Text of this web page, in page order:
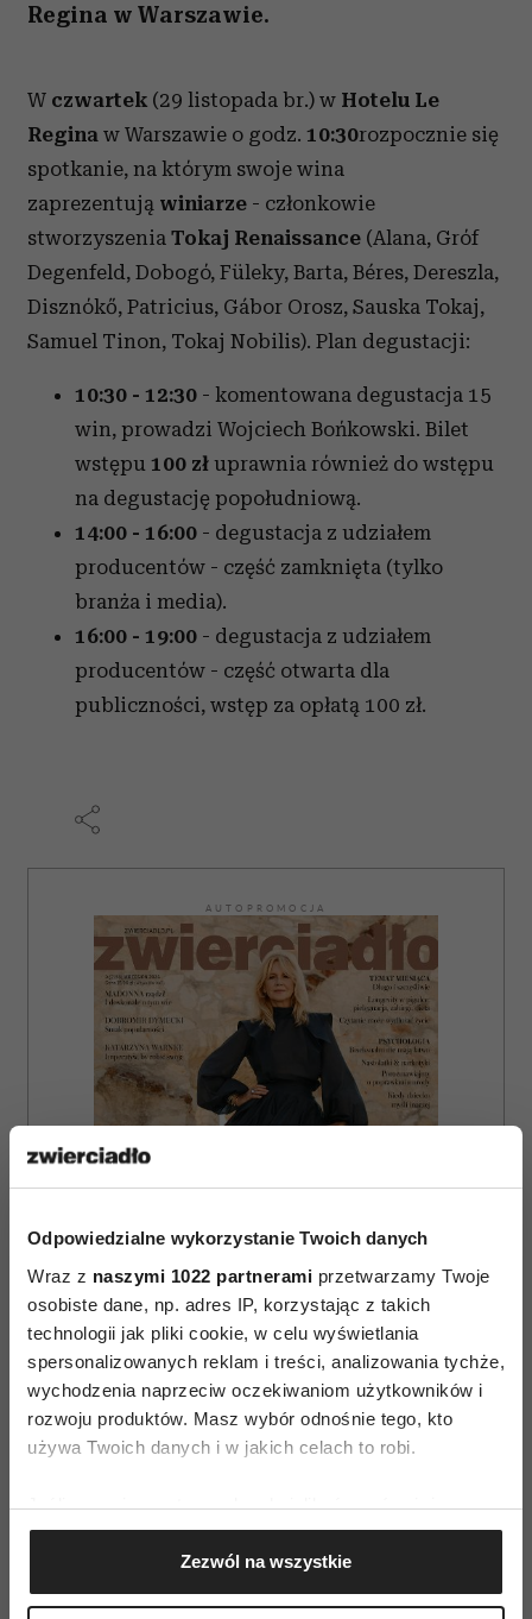
Odpowiedzialne wykorzystanie Twoich danych
Wraz z naszymi 1022 partnerami przetwarzamy Twoje
osobiste dane, np. adres IP, korzystając z takich
technologii jak pliki cookie, w celu wyświetlania
spersonalizowanych reklam i treści, analizowania tychże,
wychodzenia naprzeciw oczekiwaniom użytkowników i
rozwoju produktów. Masz wybór odnośnie tego, kto
używa Twoich danych i w jakich celach to robi.
Jeśli wyrazisz na to zgodę, chcielibyśmy również:
Gromadzić dane dotyczące Twojej lokalizacji
geograficznej z dokładnością nawet do kilku metrów
Identyfikować Twoje urządzenie, aktywnie
Zezwól na wszystkie
Regina w Warszawie.
W czwartek (29 listopada br.) w Hotelu Le
Regina w Warszawie o godz. 10:30rozpocznie się
spotkanie, na którym swoje wina
zaprezentują winiarze - członkowie
stworzyszenia Tokaj Renaissance (Alana, Gróf
Degenfeld, Dobogó, Füleky, Barta, Béres, Dereszla,
Disznókő, Patricius, Gábor Orosz, Sauska Tokaj,
Samuel Tinon, Tokaj Nobilis). Plan degustacji:
10:30 - 12:30 - komentowana degustacja 15
win, prowadzi Wojciech Bońkowski. Bilet
wstępu 100 zł uprawnia również do wstępu
na degustację popołudniową.
14:00 - 16:00 - degustacja z udziałem
producentów - część zamknięta (tylko
branża i media).
16:00 - 19:00 - degustacja z udziałem
producentów - część otwarta dla
publiczności, wstęp za opłatą 100 zł.
AUTOPROMOCJA
ZAMÓW
WYDANIE DRUKOWANE